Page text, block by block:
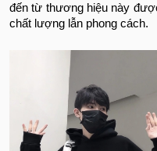
đến từ thương hiệu này
chất lượng lẫn phong cách.